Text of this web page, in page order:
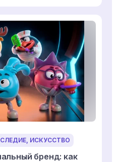
ИСКУССТВО
бренд: как